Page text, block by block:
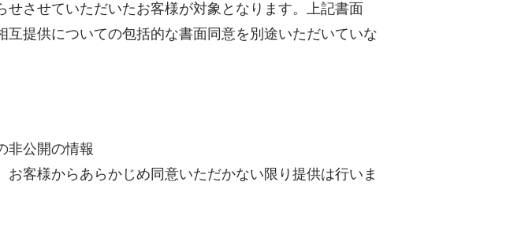
せさせていただいたお客様が対象となります。上記書面
提供についての包括的な書面同意を別途いただいていな
非公開の情報
客様からあらかじめ同意いただかない限り提供は行いま